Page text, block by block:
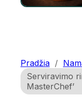
Pradžia /
Serviravimo
MasterChef’